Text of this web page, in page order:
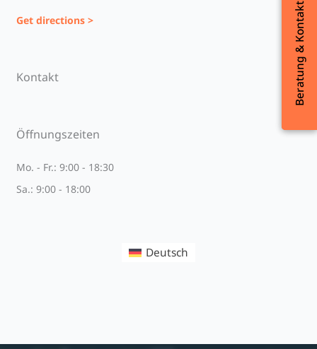
Get directions >
Kontakt
Öffnungszeiten
Mo. - Fr.: 9:00 - 18:30
Sa.: 9:00 - 18:00
Beratung & Kontakt
Deutsch
Beratung & Kontakt